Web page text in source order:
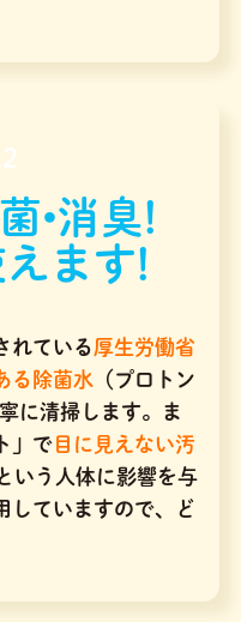
•消臭!
ます!
れている厚生労働省
る除菌水 （プロトン
に清掃します。ま
」で目に見えない汚
いう人体に影響を与
していますので、ど